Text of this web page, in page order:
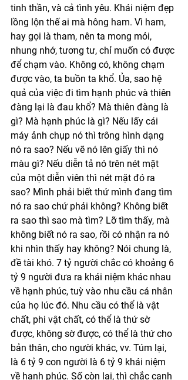
tinh thần, và cả tình yêu. Khái niệm đẹp
lồng lộn thế ai mà hông ham. Vì ham,
hay gọi là tham, nên ta mong mỏi,
nhung nhớ, tương tư, chỉ muốn có được
để chạm vào. Không có, không chạm
được vào, ta buồn ta khổ. Ủa, sao hệ
quả của việc đi tìm hạnh phúc và thiên
đàng lại là đau khổ? Mà thiên đàng là
gì? Mà hạnh phúc là gì? Nếu lấy cái
máy ảnh chụp nó thì trông hình dạng
nó ra sao? Nếu vẽ nó lên giấy thì nó
màu gì? Nếu diễn tả nó trên nét mặt
của một diễn viên thì nét mặt đó ra
sao? Mình phải biết thứ mình đang tìm
nó ra sao chứ phải không? Không biết
ra sao thì sao mà tìm? Lỡ tìm thấy, mà
không biết nó ra sao, rồi có nhận ra nó
khi nhìn thấy hay không? Nói chung là,
đề tài khó. 7 tỷ người chắc có khoảng 6
tỷ 9 người đưa ra khái niệm khác nhau
về hạnh phúc, tuỳ vào nhu cầu cá nhân
của họ lúc đó. Nhu cầu có thể là vật
chất, phi vật chất, có thể là thứ sờ
được, không sờ được, có thể là thứ cho
bản thân, cho người khác, vv. Túm lại,
là 6 tỷ 9 con người là 6 tỷ 9 khái niệm
về hạnh phúc. Số còn lại, thì chắc canh